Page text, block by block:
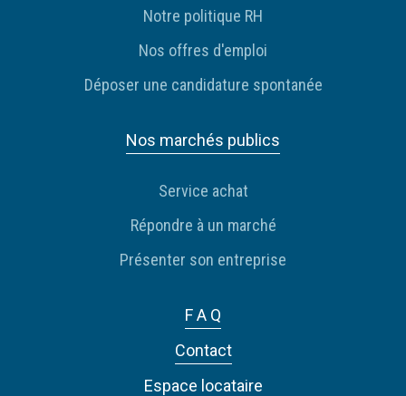
Notre politique RH
Nos offres d'emploi
Déposer une candidature spontanée
Nos marchés publics
Service achat
Répondre à un marché
Présenter son entreprise
F A Q
Contact
Espace locataire